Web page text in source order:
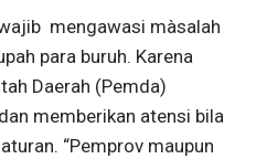
mengawasi màsalah
para buruh. Karena
Daerah (Pemda)
memberikan atensi bila
“Pemprov maupun